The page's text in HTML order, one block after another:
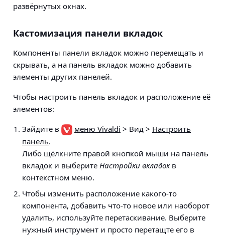
развёрнутых окнах.
Кастомизация панели вкладок
Компоненты панели вкладок можно перемещать и
скрывать, а на панель вкладок можно добавить
элементы других панелей.
Чтобы настроить панель вкладок и расположение её
элементов:
Зайдите в
меню Vivaldi > Вид > Настроить
панель.
Либо щёлкните правой кнопкой мыши на панель
вкладок и выберите Настройки вкладокв
контекстном меню.
Чтобы изменить расположение какого-то
компонента, добавить что-то новое или наоборот
удалить, используйте перетаскивание. Выберите
нужный инструмент и просто перетащте его в